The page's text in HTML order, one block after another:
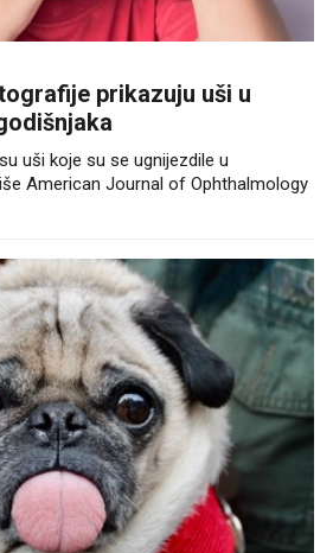
prikazuju uši u
uši koje su se ugnijezdile u
American Journal of Ophthalmology